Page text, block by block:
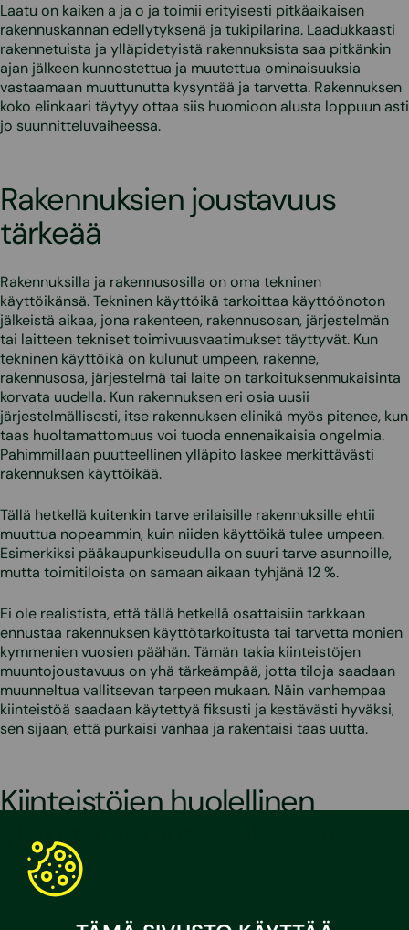
Laatu on kaiken a ja o ja toimii erityisesti pitkäaikaisen
rakennuskannan edellytyksenä ja tukipilarina. Laadukkaasti
rakennetuista ja ylläpidetyistä rakennuksista saa pitkänkin
ajan jälkeen kunnostettua ja muutettua ominaisuuksia
vastaamaan muuttunutta kysyntää ja tarvetta. Rakennuksen
koko elinkaari täytyy ottaa siis huomioon alusta loppuun asti
jo suunnitteluvaiheessa.
Rakennuksien joustavuus
tärkeää
Rakennuksilla ja rakennusosilla on oma tekninen
käyttöikänsä. Tekninen käyttöikä tarkoittaa käyttöönoton
jälkeistä aikaa, jona rakenteen, rakennusosan, järjestelmän
tai laitteen tekniset toimivuusvaatimukset täyttyvät. Kun
tekninen käyttöikä on kulunut umpeen, rakenne,
rakennusosa, järjestelmä tai laite on tarkoituksenmukaisinta
korvata uudella. Kun rakennuksen eri osia uusii
järjestelmällisesti, itse rakennuksen elinikä myös pitenee, kun
taas huoltamattomuus voi tuoda ennenaikaisia ongelmia.
Pahimmillaan puutteellinen ylläpito laskee merkittävästi
rakennuksen käyttöikää.
Tällä hetkellä kuitenkin tarve erilaisille rakennuksille ehtii
muuttua nopeammin, kuin niiden käyttöikä tulee umpeen.
Esimerkiksi pääkaupunkiseudulla on suuri tarve asunnoille,
mutta toimitiloista on samaan aikaan tyhjänä 12 %.
Ei ole realistista, että tällä hetkellä osattaisiin tarkkaan
ennustaa rakennuksen käyttötarkoitusta tai tarvetta monien
kymmenien vuosien päähän. Tämän takia kiinteistöjen
muuntojoustavuus on yhä tärkeämpää, jotta tiloja saadaan
muunneltua vallitsevan tarpeen mukaan. Näin vanhempaa
kiinteistöä saadaan käytettyä fiksusti ja kestävästi hyväksi,
sen sijaan, että purkaisi vanhaa ja rakentaisi taas uutta.
Kiinteistöjen huolellinen
ylläpito pidentää elinkaarta
Jotta olemassa olevia kiinteistöjä saataisiin käytettyä
mahdollisimman tehokkaasti hyödyksi, on niiden oltava
myös kunnossa. Tämän takia huolellinen kunnossapito ja